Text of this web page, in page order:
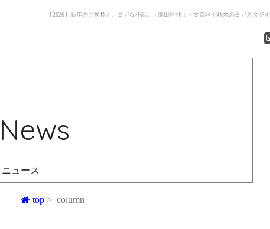
【2026】新年のご挨拶と、ヨガな小話。 | 墨田区押上・文京区千駄木のヨガスタジオ
News
ニュース
top column